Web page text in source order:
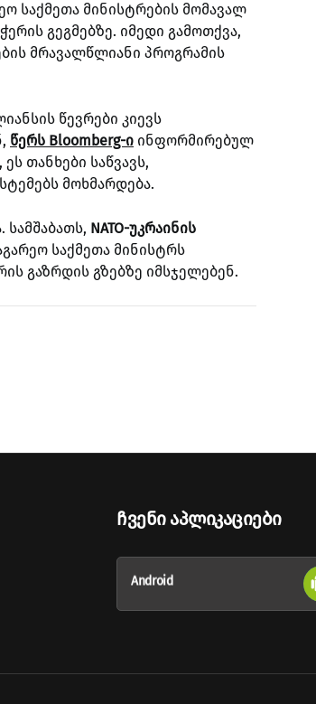
საქმეთა მინისტრების მომავალ
გეგმებზე. იმედი გამოთქვა,
მრავალწლიანი პროგრამის
წევრები კიევს
წერს Bloomberg-ი ინფორმირებულ
თანხები საწვავს,
მოხმარდება.
NATO-უკრაინის
საქმეთა მინისტრს
გაზრდის გზებზე იმსჯელებენ.
Ჩვენი Აპლიკაციები
Android